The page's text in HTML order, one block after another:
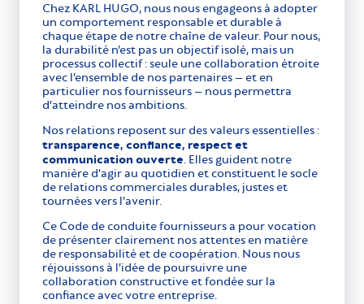
Chez KARL HUGO, nous nous engageons à adopter
un comportement responsable et durable à
chaque étape de notre chaîne de valeur. Pour nous,
la durabilité n’est pas un objectif isolé, mais un
processus collectif : seule une collaboration étroite
avec l’ensemble de nos partenaires – et en
particulier nos fournisseurs – nous permettra
d’atteindre nos ambitions.
Nos relations reposent sur des valeurs essentielles :
transparence, confiance, respect et
communication ouverte. Elles guident notre
manière d’agir au quotidien et constituent le socle
de relations commerciales durables, justes et
tournées vers l’avenir.
Ce Code de conduite fournisseurs a pour vocation
de présenter clairement nos attentes en matière
de responsabilité et de coopération. Nous nous
réjouissons à l’idée de poursuivre une
collaboration constructive et fondée sur la
confiance avec votre entreprise.